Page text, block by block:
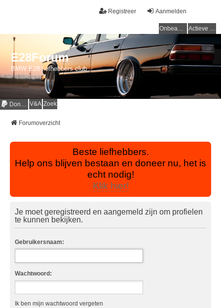
Aanmelden
Registreer
Onbeantwoorde onderwerpen Actieve onderwerpen
E28Forum
BMW E28 liefhebbers club
Donaties V&A Zoek
Forumoverzicht
Beste liefhebbers.
Help ons blijven bestaan en doneer nu, het is
echt nodig!
Klik hier!
Je moet geregistreerd en aangemeld zijn om profielen
te kunnen bekijken.
Gebruikersnaam:
Wachtwoord:
Ik ben mijn wachtwoord vergeten